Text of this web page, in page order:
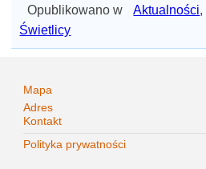
Opublikowano w Aktualności,
Świetlicy
Mapa
Adres
Kontakt
Polityka prywatności